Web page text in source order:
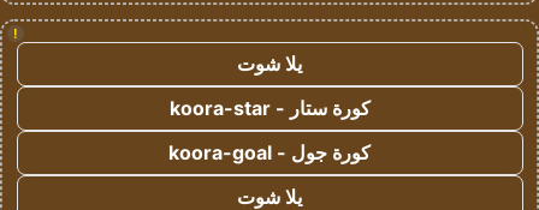
!
يلا شوت
كورة ستار - koora-star
كورة جول - koora-goal
يلا شوت